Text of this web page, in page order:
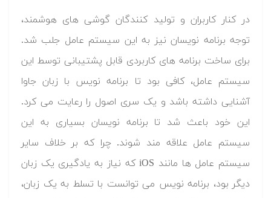
در کنار کاربران و تولید کنندگان گوشی های هوشمند،
توجه برنامه نویسان نیز به این سیستم عامل جلب شد.
برای ساخت برنامه های کاربردی قابل پشتیبانی توسط این
سیستم عامل، کافی بود تا برنامه نویس با زبان جاوا
آشنایی داشته باشد و یک سری اصول را رعایت می کرد.
این خود باعث شد تا برنامه نویسان بسیاری به این
سیستم عامل علاقه مند شوند. چرا که بر خلاف سایر
سیستم عامل ها مانند iOS که نیاز به یادگیری یک زبان
دیگر بود، برنامه نویس می توانست با تسلط به یک زبان،